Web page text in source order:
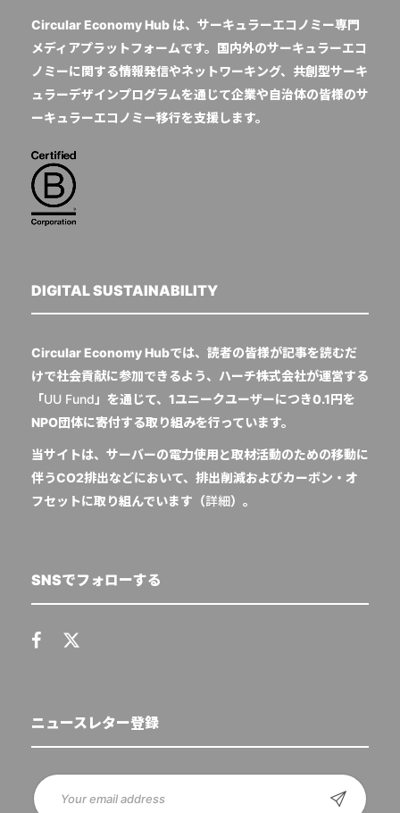
Circular Economy Hub は、サーキュラーエコノミー専門
メディアプラットフォームです。国内外のサーキュラーエコ
ノミーに関する情報発信やネットワーキング、共創型サーキ
ュラーデザインプログラムを通じて企業や自治体の皆様のサ
ーキュラーエコノミー移行を支援します。
DIGITAL SUSTAINABILITY
Circular Economy Hubでは、読者の皆様が記事を読むだ
けで社会貢献に参加できるよう、ハーチ株式会社が運営する
「UU Fund 」を通じて、1ユニークユーザーにつき0.1円を
NPO団体に寄付する取り組みを行っています。
当サイトは、サーバーの電力使用と取材活動のための移動に
伴うCO2排出などにおいて、排出削減およびカーボン・オ
フセットに取り組んでいます（詳細）。
SNSでフォローする
ニュースレター登録